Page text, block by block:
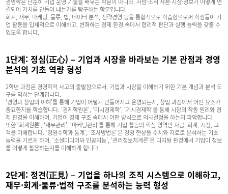
경영학은 단순히 기업 운영 기술을 배우는 학문이 아니라, 사람·조직·자본·시장·정보가 어떻게 연
결되어 가치를 만들어 내는가를 탐구하는 학문입니다.
회계, 재무, 마케팅, 물류, 법, 데이터 분석, 전략경영 등을 통합적으로 학습함으로써 학생들이 기
업 활동을 입체적으로 이해하고, 변화하는 경제 환경 속에서 합리적 판단과 실행 능력을 갖출 수
있도록 합니다.
1단계: 정심(正心) – 기업과 시장을 바라보는 기본 관점과 경영
분석의 기초 역량 형성
2학년 과정은 경영학적 사고의 출발점으로서, 기업과 시장을 이해하기 위한 기본 개념과 분석 도
구를 익히는 단계입니다.
‘경영과 창업의 이해’를 통해 기업이 어떻게 만들어지고 운영되는지, 창업 과정에서 어떤 요소가
중요한지를 학습합니다. ‘경제학원론’, ‘미시경제학’, ‘거시경제학’을 통해 시장의 작동 원리와 경
제 환경을 이해하며, 기업이 경제 구조 속에서 어떤 방식으로 의사결정을 하는지 파악합니다.
또한 ‘회계원론’, ‘재무관리’, ‘마케팅관리’를 통해 기업 활동의 핵심 영역인 자금, 회계, 시장, 고
객을 이해합니다. ‘경영수학과 통계’, ‘조사방법론’은 경영 현상을 수치와 자료로 분석하는 기초
능력을 기르게 하며, ‘소셜미디어와 인공지능’, ‘관리정보체계론’은 디지털 환경에서 기업이 정보
를 어떻게 활용하는지를 이해하게 합니다.
2단계: 정견(正見) – 기업을 하나의 조직 시스템으로 이해하고,
재무·회계·물류·법적 구조를 분석하는 능력 형성